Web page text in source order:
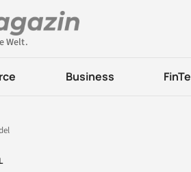
Welt.
Business